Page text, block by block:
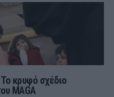
κρυφό σχέδιο
MAGA